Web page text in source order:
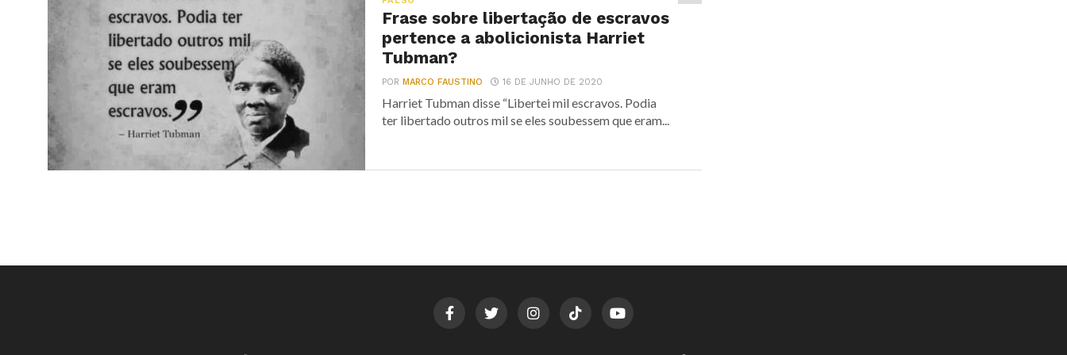
Frase sobre libertação de escravos
pertence a abolicionista Harriet
Tubman?
PORMARCO FAUSTINO 16 DE JUNHO DE 2020
Harriet Tubman disse “Libertei mil escravos. Podia
ter libertado outros mil se eles soubessem que eram...